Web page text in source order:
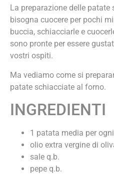
La preparazione delle
bisogna cuocere per pochi
buccia, schiacciarle e
sono pronte per essere
vostri ospiti.
Ma vediamo come si
patate schiacciate al forno.
INGREDIENTI
1 patata media per
olio extra vergine di
sale q.b.
pepe q.b.